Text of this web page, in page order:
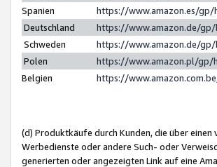
Spanien
https://www.amazon.es/
Deutschland
https://www.amazon.de/
Schweden
https://www.amazon.de/
Polen
https://www.amazon.pl/gp/
Belgien
https://
(d) Produktkäufe durch Kunden, die über
Werbedienste oder andere Such- oder
generierten oder angezeigten Link auf eine